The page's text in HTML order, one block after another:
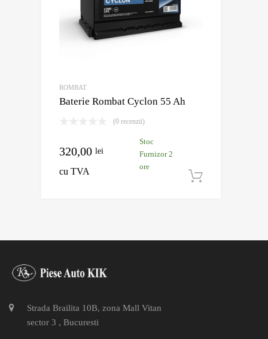
ROMBAT
Baterie Rombat Cyclon 55 Ah
(0 recenzii)
320,00 lei
cu TVA
Stoc
Furnizor 2
ore
Strada Brailita 10B, zona Mall Vitan
sector 3 , Bucuresti